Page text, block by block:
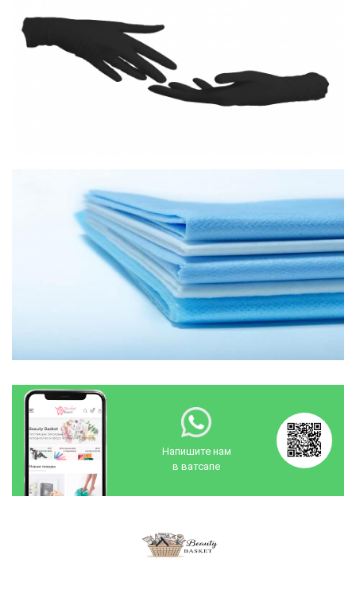
Напишите нам
в ватсапe